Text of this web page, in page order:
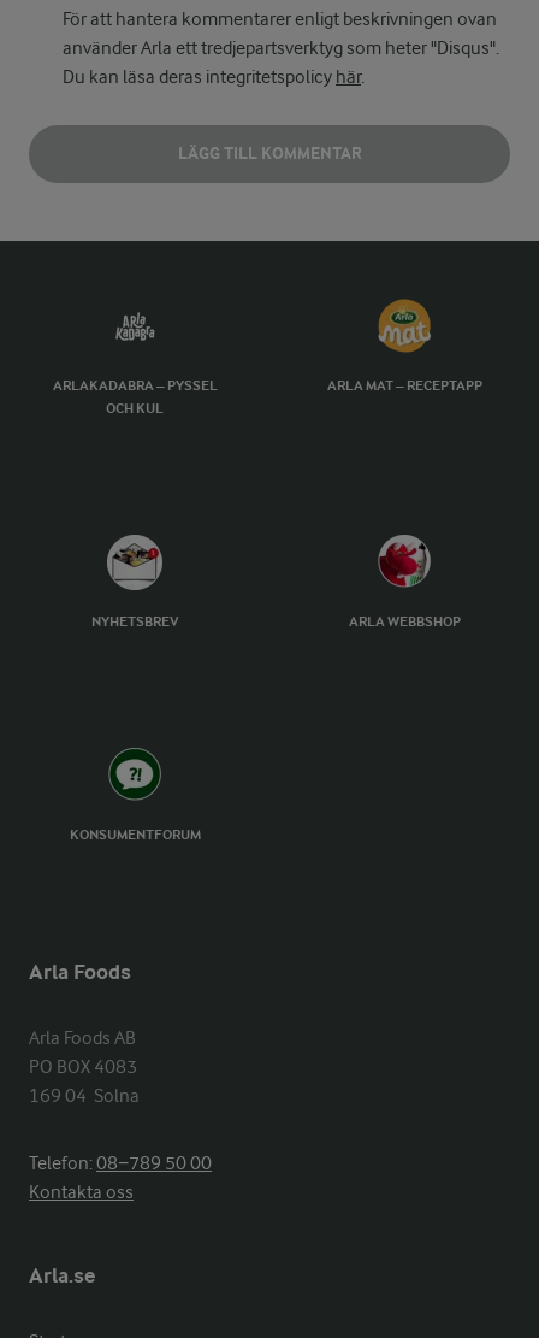
För att hantera kommentarer enligt beskrivningen ovan
använder Arla ett tredjepartsverktyg som heter "Disqus".
Du kan läsa deras integritetspolicy här.
LÄGG TILL KOMMENTAR
ARLAKADABRA – PYSSEL
OCH KUL
ARLA MAT – RECEPTAPP
NYHETSBREV ARLA WEBBSHOP
KONSUMENTFORUM
Arla Foods
Arla Foods AB
PO BOX 4083
169 04  Solna
Telefon:08−789 50 00
Kontakta oss
Arla.se